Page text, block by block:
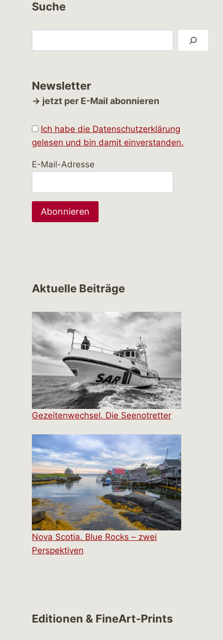
Suche
Newsletter
→ jetzt per E-Mail abonnieren
Ich habe die Datenschutzerklärung
gelesen und bin damit einverstanden.
E-Mail-Adresse
Aktuelle Beiträge
Gezeitenwechsel. Die Seenotretter
Nova Scotia. Blue Rocks – zwei
Perspektiven
Editionen & FineArt-Prints